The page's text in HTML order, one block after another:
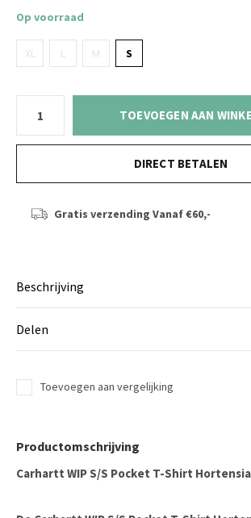
Op voorraad
XL L M S
TOEVOEGEN AAN
DIRECT BETALEN
Gratis verzending Vanaf €60,-
Beschrijving
Delen
Toevoegen aan vergelijking
Productomschrijving
Carhartt WIP S/S Pocket T-Shirt Hortensia